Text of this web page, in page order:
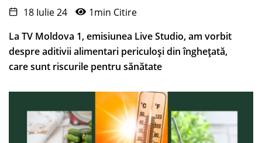
18 Iulie 24
1min Citire
La TV Moldova 1, emisiunea Live Studio, am vorbit
despre aditivii alimentari periculoși din înghețată,
care sunt riscurile pentru sănătate